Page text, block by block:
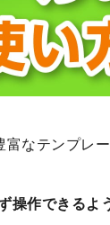
富なテンプレ
操作できる